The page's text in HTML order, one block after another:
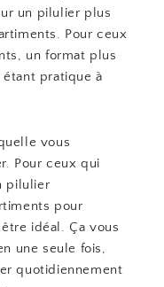
un pilulier plus
Pour ceux
un format plus
pratique à
vous
Pour ceux qui
pilulier
pour
idéal. Ça vous
une seule fois,
quotidiennement